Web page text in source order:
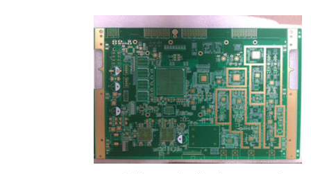
صفحة 72 ل 86 - تقنية
الكانتا(شنتشن)المحدودة -
صفحة 72